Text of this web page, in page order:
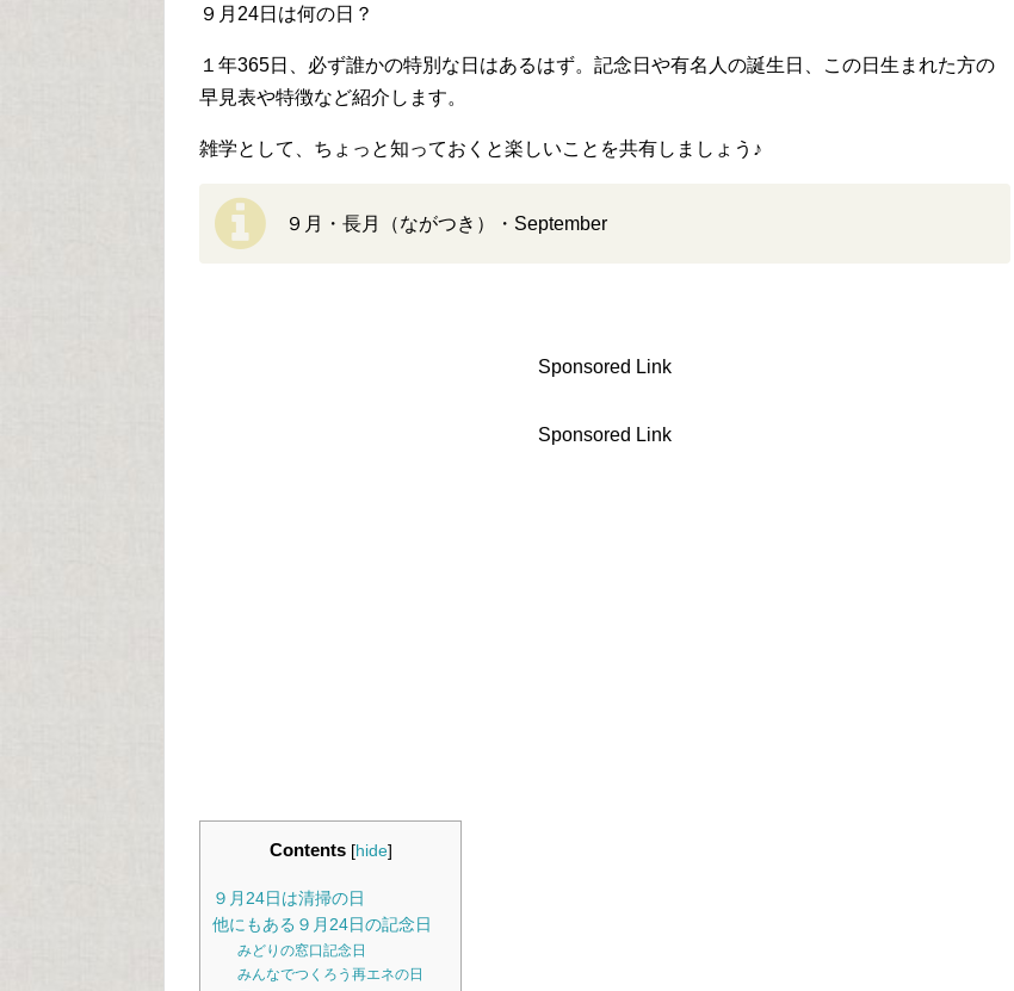
９月24日は何の日？
１年365日、必ず誰かの特別な日はあるはず。記念日や有名人の誕生日、この日生まれた方の
早見表や特徴など紹介します。
雑学として、ちょっと知っておくと楽しいことを共有しましょう♪
９月・長月（ながつき）・September
Sponsored Link
Sponsored Link
Contents [hide]
９月24日は清掃の日
他にもある９月24日の記念日
みどりの窓口記念日
みんなでつくろう再エネの日